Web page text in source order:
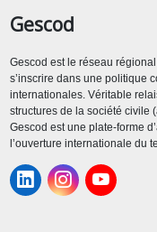
Gescod
Gescod est le réseau
s’inscrire dans une politique
internationales. Véritable
structures de la société civile
Gescod est une plate-forme
l’ouverture internationale du